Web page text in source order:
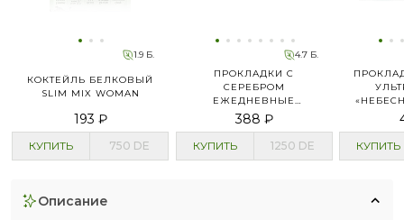
1.9 Б.
КОКТЕЙЛЬ БЕЛКОВЫЙ
SLIM MIX WOMAN
193 ₽
КУПИТЬ 750 DE
4.7 Б.
ПРОКЛАДКИ С
СЕРЕБРОМ
ЕЖЕДНЕВНЫЕ
CУПЕРТОНКИЕ
388 ₽
КУПИТЬ 1250 DE КУПИТЬ
описание